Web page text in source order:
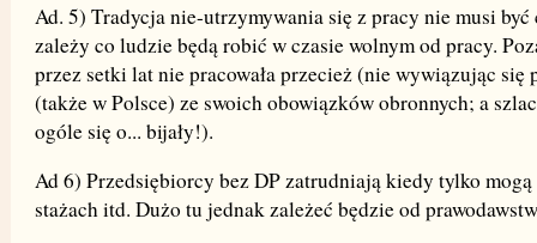
Ad. 5) Tradycja nie-utrzymywania się z pracy nie musi być
zależy co ludzie będą robić w czasie wolnym od pracy.
przez setki lat nie pracowała przecież (nie wywiązując się
(także w Polsce) ze swoich obowiązków obronnych; a
ogóle się o... bijały!).
Ad 6) Przedsiębiorcy bez DP zatrudniają kiedy tylko mogą
stażach itd. Dużo tu jednak zależeć będzie od